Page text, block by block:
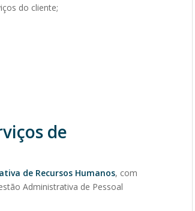
do cliente;
de
de Recursos Humanos, com
Administrativa de Pessoal